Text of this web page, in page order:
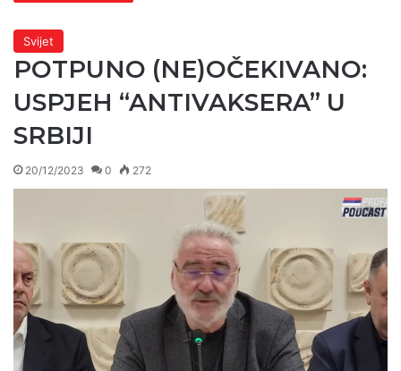
Svijet
POTPUNO (NE)OČEKIVANO:
USPJEH “ANTIVAKSERA” U
SRBIJI
20/12/2023 0 272